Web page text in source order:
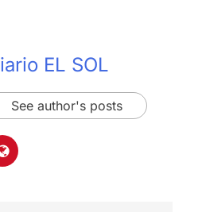
EL SOL
See author's posts